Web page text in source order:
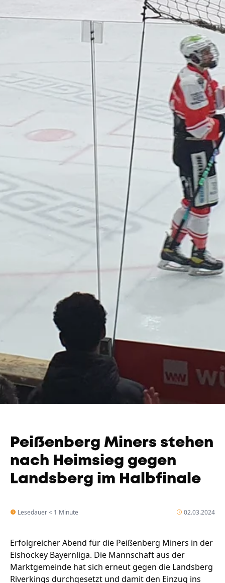
Peißenberg Miners stehen
nach Heimsieg gegen
Landsberg im Halbfinale
Lesedauer < 1 Minute 02.03.2024
Erfolgreicher Abend für die Peißenberg Miners in der
Eishockey Bayernliga. Die Mannschaft aus der
Marktgemeinde hat sich erneut gegen die Landsberg
Riverkings durchgesetzt und damit den Einzug ins